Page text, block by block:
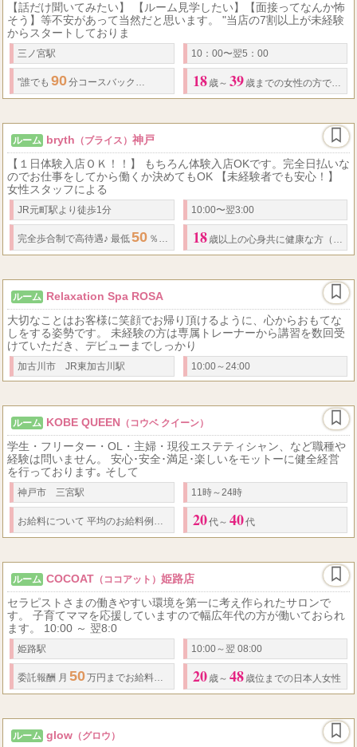
【話だけ聞いてみたい】 【ルーム見学したい】【面接ってなんか怖
そう】等不安があって当然だと思います。 "当店の7割以上が未経験
からスタートしておりま
三ノ宮駅 10：00〜翌5：00
"誰でも 90分コースバック 12,000 円〜 お給料例 Aさん90分コース
18 歳～ 39 歳までの女性の方で接客が好きな方は是非一度お問い合わせ下さい。
ルーム bryth （ブライス） 神戸
【１日体験入店ＯＫ！！】 もちろん体験入店OKです。完全日払いな
のでお仕事をしてから働くか決めてもOK 【未経験者でも安心！】
女性スタッフによる
JR元町駅より徒歩1分 10:00〜翌3:00
完全歩合制で高待遇♪ 最低50 ％～最大 80％バック★ 日給保証制度有 ※条件
18 歳以上の心身共に健康な方（高校生不可）
ルーム Relaxation Spa ROSA
大切なことはお客様に笑顔でお帰り頂けるように、心からおもてな
しをする姿勢です。 未経験の方は専属トレーナーから講習を数回受
けていただき、デビューまでしっかり
加古川市 JR東加古川駅 10:00～24:00
ルーム KOBE QUEEN （コウベ クイーン）
学生・フリーター・OL・主婦・現役エステティシャン、など職種や
経験は問いません。 安心･安全･満足･楽しいをモットーに健全経営
を行っております｡ そして
神戸市 三宮駅 11時～24時
お給料について 平均のお給料例をご紹介します。 1 日
20代～ 40代
ルーム COCOAT （ココアット） 姫路店
セラピストさまの働きやすい環境を第一に考え作られたサロンで
す。 子育てママを応援していますので幅広年代の方が働いておられ
ます。 10:00 ～ 翌8:0
姫路駅 10:00～翌 08:00
委託報酬 月 50万円までお給料保証可能です。 ↓全額完全日払いにてお支払いいた 20 歳～ 48 歳位までの日本人女性
ルーム glow （グロウ）